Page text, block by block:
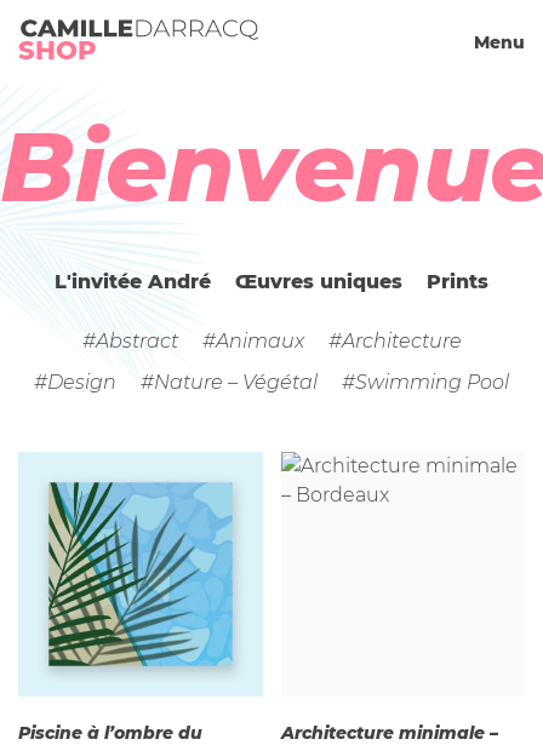
Camille Darracq
SHOP Menu
Panier
L'invitée André Œuvres uniques Prints
#Abstract #Animaux
#Architecture
#Design
#Nature – Végétal #Swimming Pool
Piscine à l’ombre du
Architecture minimale –